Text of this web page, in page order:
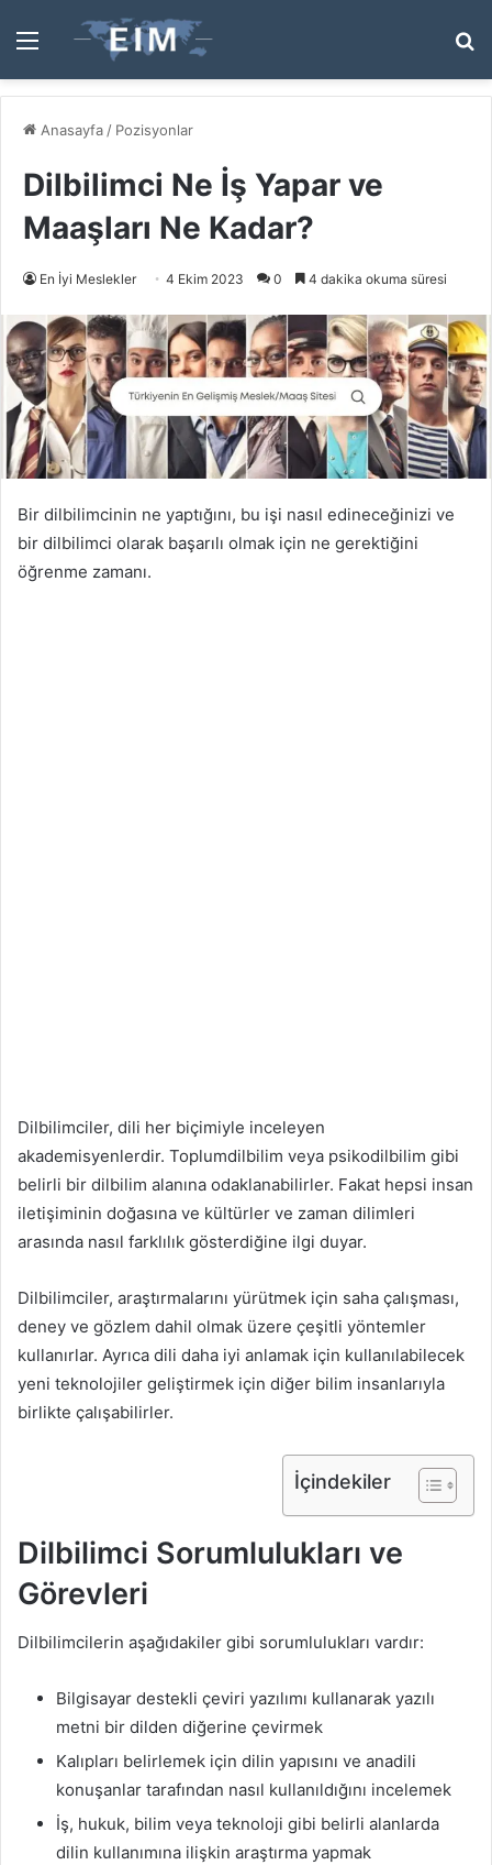
Menü
...
Anasayfa / Pozisyonlar
Dilbilimci Ne İş Yapar ve
Maaşları Ne Kadar?
En İyi Meslekler 4 Ekim 2023 0 4 dakika okuma süresi
Bir dilbilimcinin ne yaptığını, bu işi nasıl edineceğinizi ve
bir dilbilimci olarak başarılı olmak için ne gerektiğini
öğrenme zamanı.
Dilbilimciler, dili her biçimiyle inceleyen
akademisyenlerdir. Toplumdilbilim veya psikodilbilim gibi
belirli bir dilbilim alanına odaklanabilirler. Fakat hepsi insan
iletişiminin doğasına ve kültürler ve zaman dilimleri
arasında nasıl farklılık gösterdiğine ilgi duyar.
Dilbilimciler, araştırmalarını yürütmek için saha çalışması,
deney ve gözlem dahil olmak üzere çeşitli yöntemler
kullanırlar. Ayrıca dili daha iyi anlamak için kullanılabilecek
yeni teknolojiler geliştirmek için diğer bilim insanlarıyla
birlikte çalışabilirler.
İçindekiler
Dilbilimci Sorumlulukları ve
Görevleri
Dilbilimcilerin aşağıdakiler gibi sorumlulukları vardır:
Bilgisayar destekli çeviri yazılımı kullanarak yazılı
metni bir dilden diğerine çevirmek
Kalıpları belirlemek için dilin yapısını ve anadili
konuşanlar tarafından nasıl kullanıldığını incelemek
İş, hukuk, bilim veya teknoloji gibi belirli alanlarda
dilin kullanımına ilişkin araştırma yapmak